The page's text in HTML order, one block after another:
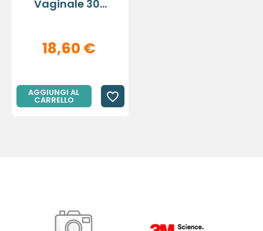
Vaginale 30...
18,60 €
AGGIUNGI AL
CARRELLO favorite_border